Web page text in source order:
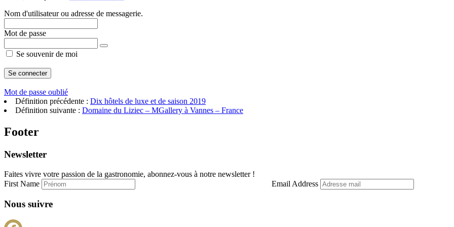
Nom d'utilisateur ou adresse de messagerie.
Mot de passe
Se souvenir de moi
Mot de passe oublié
Définition précédente : Dix hôtels de luxe et de saison 2019
Définition suivante : Domaine du Liziec – MGallery à Vannes – France
Footer
Newsletter
Faites vivre votre passion de la gastronomie, abonnez-vous à notre newsletter !
First Name
Email Address
Nous suivre